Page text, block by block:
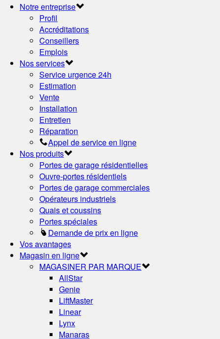
Notre entreprise
Profil
Accréditations
Conseillers
Emplois
Nos services
Service urgence 24h
Estimation
Vente
Installation
Entretien
Réparation
Appel de service en ligne
Nos produits
Portes de garage résidentielles
Ouvre-portes résidentiels
Portes de garage commerciales
Opérateurs industriels
Quais et coussins
Portes spéciales
Demande de prix en ligne
Vos avantages
Magasin en ligne
MAGASINER PAR MARQUE
AllStar
Genie
LiftMaster
Linear
Lynx
Manaras